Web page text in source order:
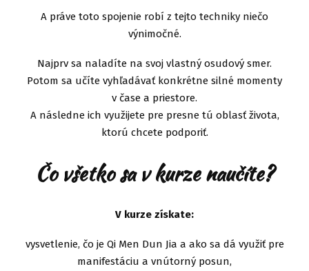
A práve toto spojenie robí z tejto techniky niečo
výnimočné.
Najprv sa naladíte na svoj vlastný osudový smer.
Potom sa učíte vyhľadávať konkrétne silné momenty
v čase a priestore.
A následne ich využijete pre presne tú oblasť života,
ktorú chcete podporiť.
Čo všetko sa v kurze naučíte?
V kurze získate:
vysvetlenie, čo je Qi Men Dun Jia a ako sa dá využiť pre
manifestáciu a vnútorný posun,